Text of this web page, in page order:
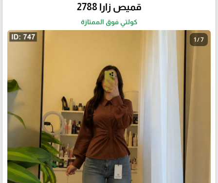
قميص زارا 2788
كولتي فوق الممتازة
1 / 7